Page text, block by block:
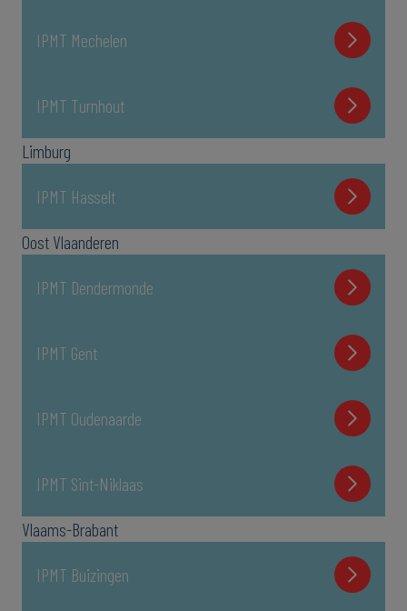
IPMT Mechelen
IPMT Turnhout
Limburg
IPMT Hasselt
Oost Vlaanderen
IPMT Dendermonde
IPMT Gent
IPMT Oudenaarde
IPMT Sint-Niklaas
Vlaams-Brabant
IPMT Buizingen